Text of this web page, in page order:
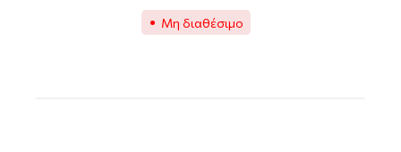
Μη διαθέσιμο